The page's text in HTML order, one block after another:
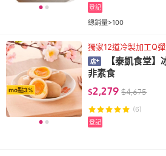
總銷量>100
登記
mo點3%
獨家12道冷製加工Q
【泰凱食堂
非素食
$2,279 $4,675
(6)
登記